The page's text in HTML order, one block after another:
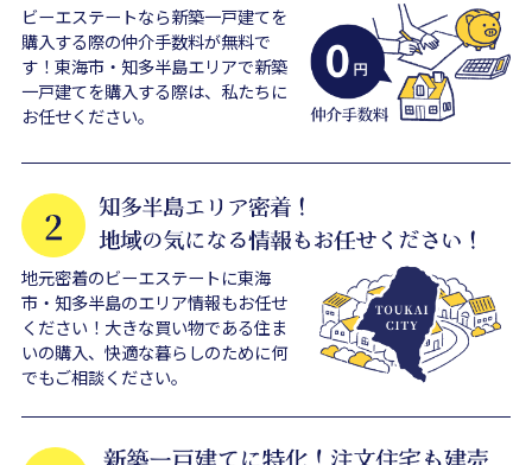
ビーエステートなら新築一戸建てを
購入する際の仲介手数料が無料で
す！東海市・知多半島エリアで新築
一戸建てを購入する際は、私たちに
お任せください。
地元密着のビーエステートに東海
市・知多半島のエリア情報もお任せ
ください！大きな買い物である住ま
いの購入、快適な暮らしのために何
でもご相談ください。